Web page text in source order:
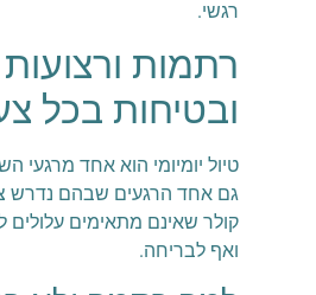
רגשי.
רתמות
ובטיחות בכל
טיול יומיומי הוא אחד
גם אחד הרגעים שבהם נדרש
קולר שאינם מתאימים עלולים
ואף לבריחה.